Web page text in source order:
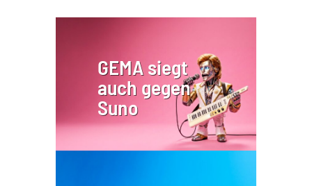
GEMA siegt
auch gegen
Suno